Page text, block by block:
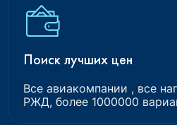
Поиск лучших цен
Все авиакомпании , все
РЖД, более 1000000